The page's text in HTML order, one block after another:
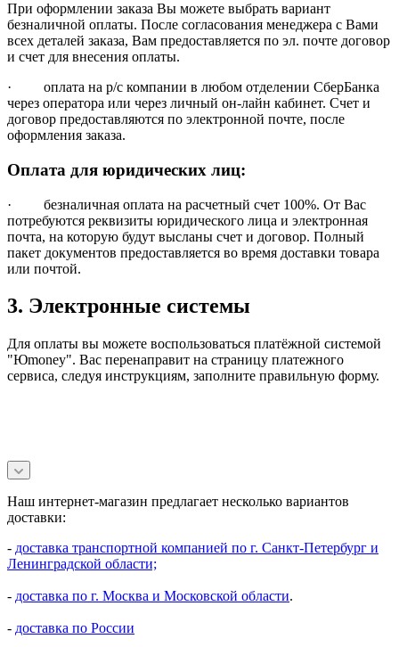
При оформлении заказа Вы можете выбрать вариант
безналичной оплаты. После согласования менеджера с Вами
всех деталей заказа, Вам предоставляется по эл. почте договор
и счет для внесения оплаты.
· оплата на р/с компании в любом отделении СберБанка
через оператора или через личный он-лайн кабинет. Счет и
договор предоставляются по электронной почте, после
оформления заказа.
Оплата для юридических лиц:
· безналичная оплата на расчетный счет 100%. От Вас
потребуются реквизиты юридического лица и электронная
почта, на которую будут высланы счет и договор. Полный
пакет документов предоставляется во время доставки товара
или почтой.
3. Электронные системы
Для оплаты вы можете воспользоваться платёжной системой
"Юmoney". Вас перенаправит на страницу платежного
сервиса, следуя инструкциям, заполните правильную форму.
Наш интернет-магазин предлагает несколько вариантов
доставки:
- доставка транспортной компанией по г. Санкт-Петербург и
Ленинградской области;
- доставка по г. Москва и Московской области.
- доставка по России